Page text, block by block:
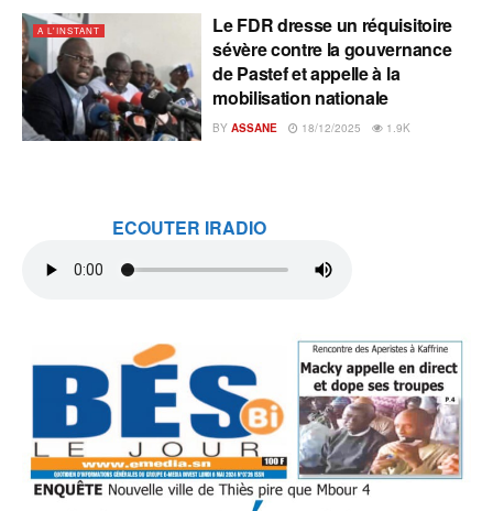
A L'INSTANT
Le FDR dresse un réquisitoire
sévère contre la gouvernance
de Pastef et appelle à la
mobilisation nationale
BY ASSANE 18/12/2025 1.9K
ECOUTER IRADIO